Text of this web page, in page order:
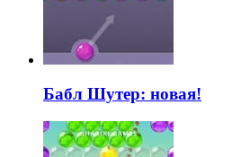
Бабл Шутер: новая!